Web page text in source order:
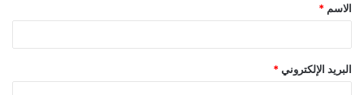
*
الاسم *
البريد الإلكتروني *